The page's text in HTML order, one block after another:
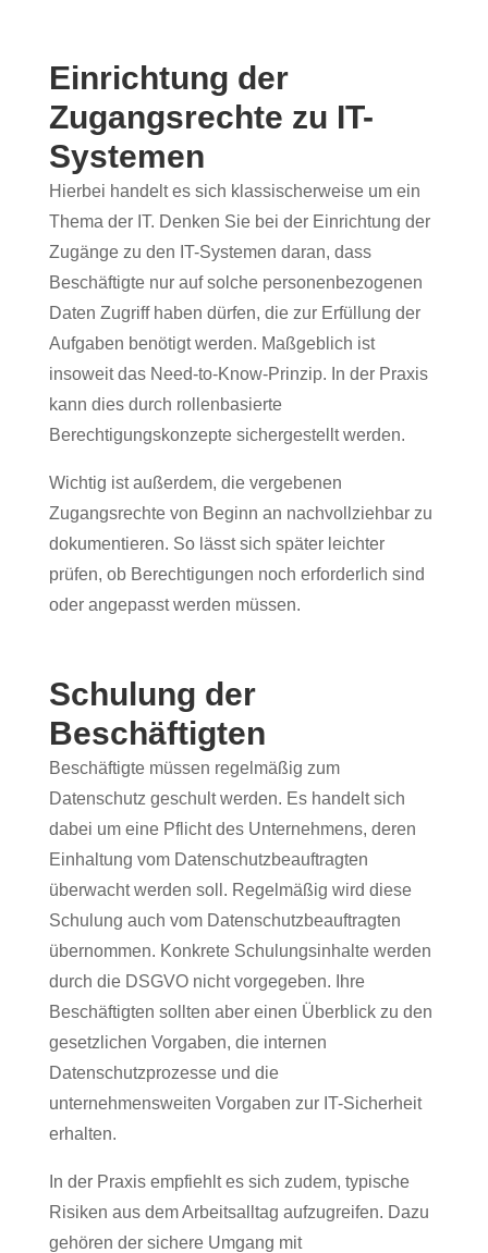
Einrichtung der
Zugangsrechte zu IT-
Systemen
Hierbei handelt es sich klassischerweise um ein
Thema der IT. Denken Sie bei der Einrichtung der
Zugänge zu den IT-Systemen daran, dass
Beschäftigte nur auf solche personenbezogenen
Daten Zugriff haben dürfen, die zur Erfüllung der
Aufgaben benötigt werden. Maßgeblich ist
insoweit das Need-to-Know-Prinzip. In der Praxis
kann dies durch rollenbasierte
Berechtigungskonzepte sichergestellt werden.
Wichtig ist außerdem, die vergebenen
Zugangsrechte von Beginn an nachvollziehbar zu
dokumentieren. So lässt sich später leichter
prüfen, ob Berechtigungen noch erforderlich sind
oder angepasst werden müssen.
Schulung der
Beschäftigten
Beschäftigte müssen regelmäßig zum
Datenschutz geschult werden. Es handelt sich
dabei um eine Pflicht des Unternehmens, deren
Einhaltung vom Datenschutzbeauftragten
überwacht werden soll. Regelmäßig wird diese
Schulung auch vom Datenschutzbeauftragten
übernommen. Konkrete Schulungsinhalte werden
durch die DSGVO nicht vorgegeben. Ihre
Beschäftigten sollten aber einen Überblick zu den
gesetzlichen Vorgaben, die internen
Datenschutzprozesse und die
unternehmensweiten Vorgaben zur IT-Sicherheit
erhalten.
In der Praxis empfiehlt es sich zudem, typische
Risiken aus dem Arbeitsalltag aufzugreifen. Dazu
gehören der sichere Umgang mit